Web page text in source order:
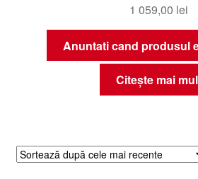
1 059,00 lei
Anuntati cand produsul
Citește mai